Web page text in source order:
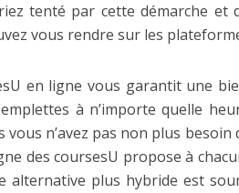
tenté par cette démarche
vous rendre sur les
en ligne vous garantit une
à n’importe quelle
n’avez pas non plus
des coursesU propose à
alternative plus hybride est